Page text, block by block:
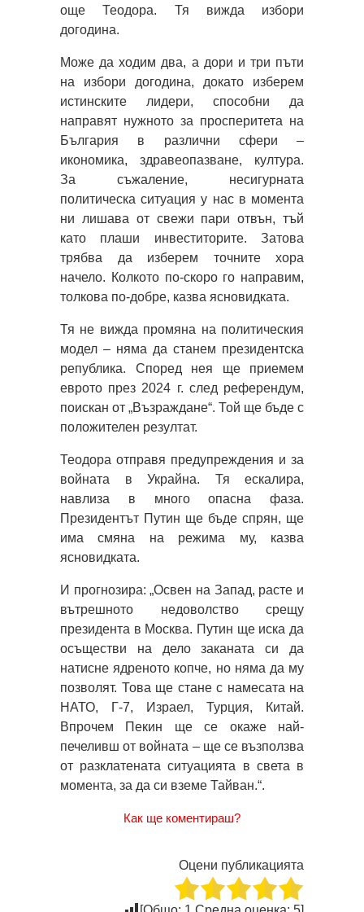
още Теодора. Тя вижда избори
догодина.
Може да ходим два, а дори и три пъти
на избори догодина, докато изберем
истинските лидери, способни да
направят нужното за просперитета на
България в различни сфери –
икономика, здравеопазване, култура.
За съжаление, несигурната
политическа ситуация у нас в момента
ни лишава от свежи пари отвън, тъй
като плаши инвеститорите. Затова
трябва да изберем точните хора
начело. Колкото по-скоро го направим,
толкова по-добре, казва ясновидката.
Тя не вижда промяна на политическия
модел – няма да станем президентска
република. Според нея ще приемем
еврото през 2024 г. след референдум,
поискан от „Възраждане“. Той ще бъде с
положителен резултат.
Теодора отправя предупреждения и за
войната в Украйна. Тя ескалира,
навлиза в много опасна фаза.
Президентът Путин ще бъде спрян, ще
има смяна на режима му, казва
ясновидката.
И прогнозира: „Освен на Запад, расте и
вътрешното недоволство срещу
президента в Москва. Путин ще иска да
осъществи на дело заканата си да
натисне ядреното копче, но няма да му
позволят. Това ще стане с намесата на
НАТО, Г-7, Израел, Турция, Китай.
Впрочем Пекин ще се окаже най-
печеливш от войната – ще се възползва
от разклатената ситуацията в света в
момента, за да си вземе Тайван.“.
Как ще коментираш?
Оцени публикацията